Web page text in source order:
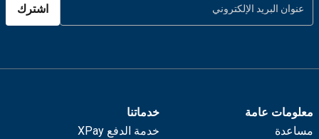
اشترك
معلومات عامة
مساعدة
خدماتنا
خدمة الدفع XPay